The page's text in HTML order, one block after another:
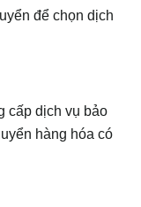
để chọn dịch
cấp dịch vụ bảo
hàng hóa có